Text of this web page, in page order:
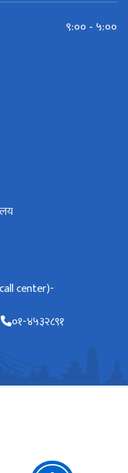
९:०० - ५:००
center)-
०१-४५३२८९१